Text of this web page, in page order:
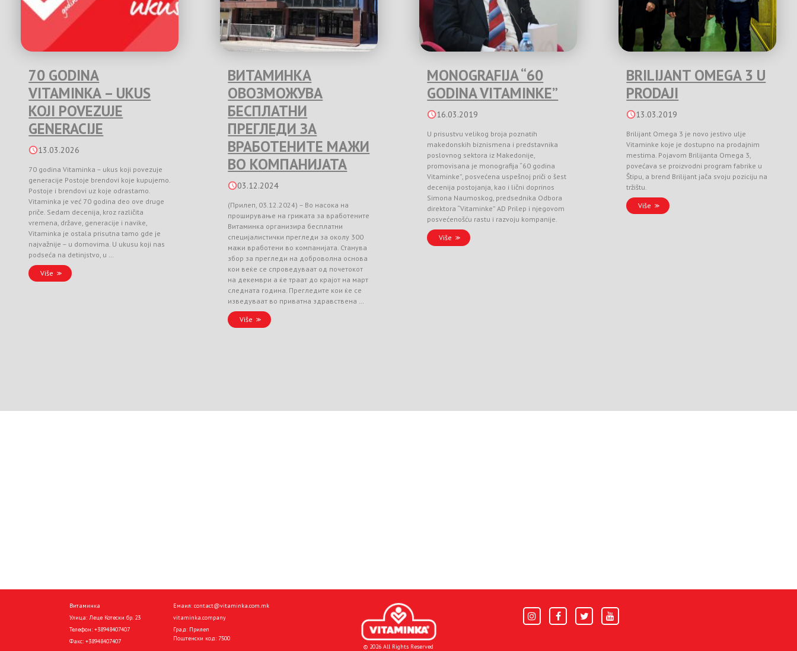
70 GODINA
VITAMINKA – UKUS
KOJI POVEZUJE
GENERACIJE
13.03.2026
70 godina Vitaminka – ukus koji povezuje
generacije Postoje brendovi koje kupujemo.
Postoje i brendovi uz koje odrastamo.
Vitaminka je već 70 godina deo ove druge
priče. Sedam decenija, kroz različita
vremena, države, generacije i navike,
Vitaminka je ostala prisutna tamo gde je
najvažnije – u domovima. U ukusu koji nas
podseća na detinjstvo, u …
Više
ВИТАМИНКА
ОВОЗМОЖУВА
БЕСПЛАТНИ
ПРЕГЛЕДИ ЗА
ВРАБОТЕНИТЕ МАЖИ
ВО КОМПАНИЈАТА
03.12.2024
(Прилеп, 03.12.2024) – Во насока на
проширување на грижата за вработените
Витаминка организира бесплатни
специјалистички прегледи за околу 300
мажи вработени во компанијата. Станува
збор за прегледи на доброволна основа
кои веќе се спроведуваат од почетокот
на декември а ќе траат до крајот на март
следната година. Прегледите кои ќе се
изведуваат во приватна здравствена …
Više
MONOGRAFIJA “60
GODINA VITAMINKE”
16.03.2019
U prisustvu velikog broja poznatih
makedonskih biznismena i predstavnika
poslovnog sektora iz Makedonije,
promovisana je monografija “60 godina
Vitaminke”, posvećena uspešnoj priči o šest
decenija postojanja, kao i lični doprinos
Simona Naumoskog, predsednika Odbora
direktora “Vitaminke” AD Prilep i njegovom
posvećenošću rastu i razvoju kompanije.
Više
BRILIJANT OMEGA 3 U
PRODAJI
13.03.2019
Brilijant Omega 3 je novo jestivo ulje
Vitaminke koje je dostupno na prodajnim
mestima. Pojavom Brilijanta Omega 3,
povećava se proizvodni program fabrike u
Štipu, a brend Brilijant jača svoju poziciju na
tržištu.
Više
Витаминка
Улица: Леце Котески бр. 23
Телефон: +38948407407
Факс: +38948407407
Емаил: contact@vitaminka.com.mk
vitaminka.company
Град: Прилеп
Поштенски код: 7500
© 2026 All Rights Reserved